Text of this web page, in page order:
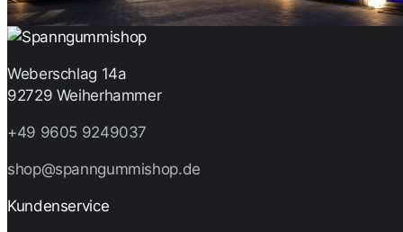
Weberschlag 14a
92729 Weiherhammer
+49 9605 9249037
shop@spanngummishop.de
Kundenservice